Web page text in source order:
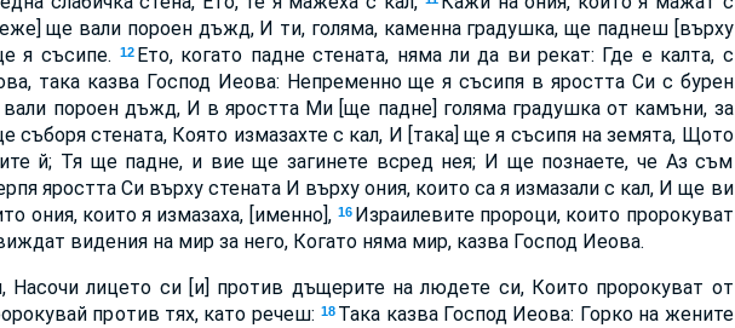
ще вали пороен дъжд, И ти, голяма, каменна градушка, ще паднеш [върху
я съсипе.
12 Ето, когато падне стената, няма ли да ви рекат: Где е калта, с
така казва Господ Иеова: Непременно ще я съсипя в яростта Си с бурен
пороен дъжд, И в яростта Ми [ще падне] голяма градушка от камъни, за
съборя стената, Която измазахте с кал, И [така] ще я съсипя на земята, Щото
й; Тя ще падне, и вие ще загинете всред нея; И ще познаете, че Аз съм
яростта Си върху стената И върху ония, които са я измазали с кал, И ще ви
ония, които я измазаха, [именно], 16 Израилевите пророци, които пророкуват
видения на мир за него, Когато няма мир, казва Господ Иеова.
Насочи лицето си [и] против дъщерите на людете си, Които пророкуват от
против тях, като речеш: 18 Така казва Господ Иеова: Горко на жените